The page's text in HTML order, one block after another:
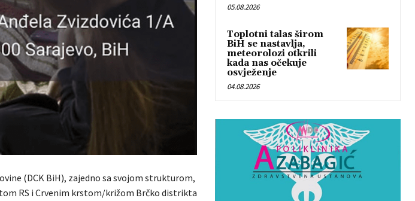
(DCK BiH), zajedno sa svojom strukturom,
RS i Crvenim krstom/križom Brčko distrikta
05.08.2026
Toplotni talas širom
BiH se nastavlja,
meteorolozi otkrili
kada nas očekuje
osvježenje
04.08.2026